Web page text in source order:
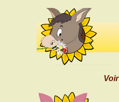
Voir